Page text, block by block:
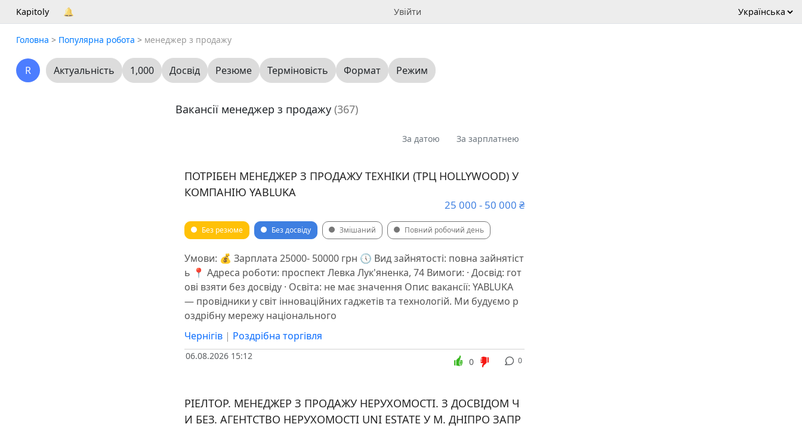
Kapitoly 🔔 Увійти
Головна > Популярна робота > менеджер з продажу
R Актуальність 1,000 Досвід Резюме Терміновість Формат Режим
Вакансії менеджер з продажу (367)
За датою За зарплатнею
ПОТРІБЕН МЕНЕДЖЕР З ПРОДАЖУ ТЕХНІКИ (ТРЦ HOLLYWOOD) У
КОМПАНІЮ YABLUKA
25 000 - 50 000 ₴
Без резюме Без досвіду Змішаний Повний робочий день
Умови: 💰 Зарплата 25000- 50000 грн 🕔 Вид зайнятості: повна зайнятіст
ь 📍 Адреса роботи: проспект Левка Лук'яненка, 74 Вимоги: · Досвід: гот
ові взяти без досвіду · Освіта: не має значення Опис вакансії: YABLUKA
— провідники у світ інноваційних гаджетів та технологій. Ми будуємо р
оздрібну мережу національного
Чернігів | Роздрібна торгівля
06.08.2026 15:12 0
0
РІЕЛТОР. МЕНЕДЖЕР З ПРОДАЖУ НЕРУХОМОСТІ. З ДОСВІДОМ Ч
И БЕЗ. АГЕНТСТВО НЕРУХОМОСТІ UNI ESTATE У М. ДНІПРО ЗАПР